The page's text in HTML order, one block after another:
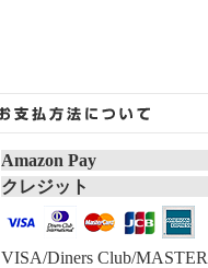
Amazon Pay
クレジット
VISA/Diners Club/